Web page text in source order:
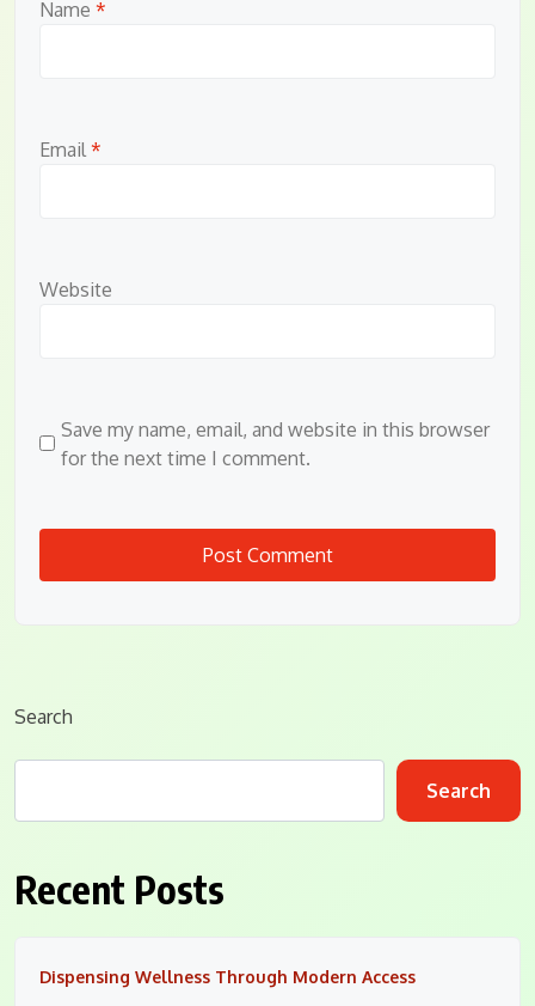
Name *
Email *
Website
Save my name, email, and website in this browser
for the next time I comment.
Search
Search
Recent Posts
Dispensing Wellness Through Modern Access